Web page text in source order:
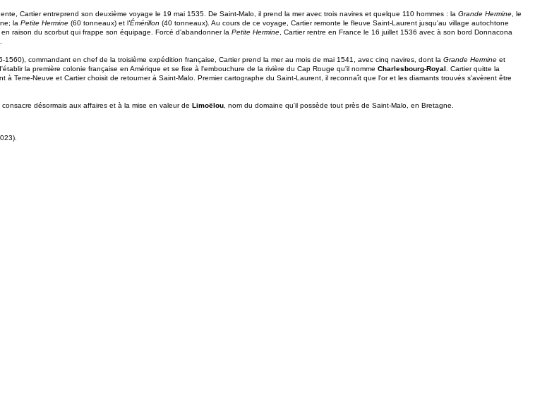
Cartier entreprend son deuxième voyage le 19 mai 1535. De Saint-Malo, il prend la mer avec trois navires et quelque 110 hommes : la Grande Hermine , le
la Petite Hermine (60 tonneaux) et l'Émérillon (40 tonneaux). Au cours de ce voyage, Cartier remonte le fleuve Saint-Laurent jusqu'au village autochtone
raison du scorbut qui frappe son équipage. Forcé d'abandonner la Petite Hermine , Cartier rentre en France le 16 juillet 1536 avec à son bord Donnacona
commandant en chef de la troisième expédition française, Cartier prend la mer au mois de mai 1541, avec cinq navires, dont la Grande Hermine et
la première colonie française en Amérique et se fixe à l'embouchure de la rivière du Cap Rouge qu'il nomme Charlesbourg-Royal . Cartier quitte la
Terre-Neuve et Cartier choisit de retourner à Saint-Malo. Premier cartographe du Saint-Laurent, il reconnaît que l'or et les diamants trouvés s'avèrent être
désormais aux affaires et à la mise en valeur de Limoëlou , nom du domaine qu'il possède tout près de Saint-Malo, en Bretagne.